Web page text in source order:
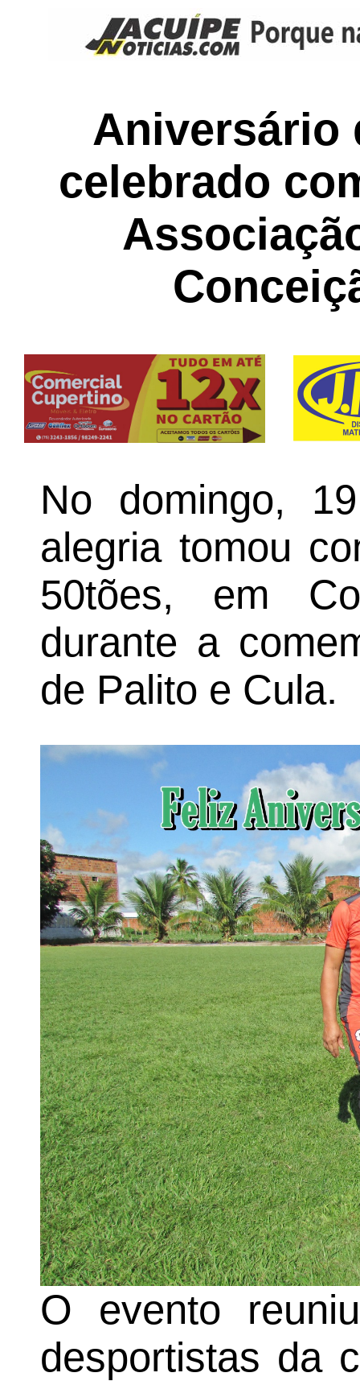
Aniversário
celebrado
No domingo,
alegria tomou
50tões, em
durante a
de Palito e Cula.
O evento
desportistas da